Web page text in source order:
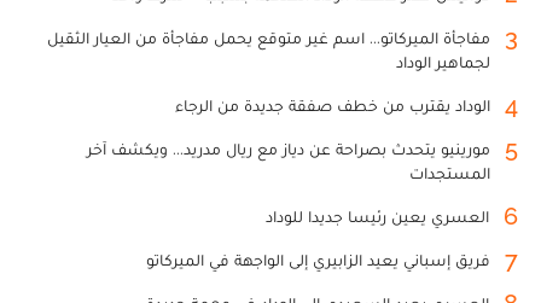
3
مفاجأة الميركاتو... اسم غير متوقع يحمل مفاجأة من العيار الثقيل
لجماهير الوداد
4 الوداد يقترب من خطف صفقة جديدة من الرجاء
5
مورينيو يتحدث بصراحة عن دياز مع ريال مدريد... ويكشف آخر
المستجدات
6 العسري يعين رئيسا جديدا للوداد
7 فريق إسباني يعيد الزابيري إلى الواجهة في الميركاتو